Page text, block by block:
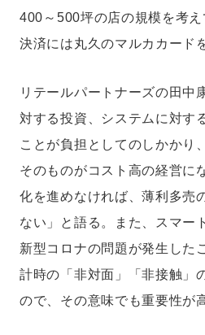
400～500坪の店の規模を考え
決済には丸久のマルカカード
リテールパートナーズの田中
対する投資、システムに対す
ことが負担としてのしかかり
そのものがコスト高の経営に
化を進めなければ、薄利多売
ない」と語る。また、スマー
新型コロナの問題が発生した
計時の「⾮対面」「⾮接触」
ので、その意味でも重要性が